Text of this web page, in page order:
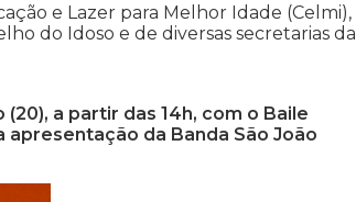
e Lazer para Melhor Idade (Celmi),
do Idoso e de diversas secretarias da
a partir das 14h, com o Baile
apresentação da Banda São João